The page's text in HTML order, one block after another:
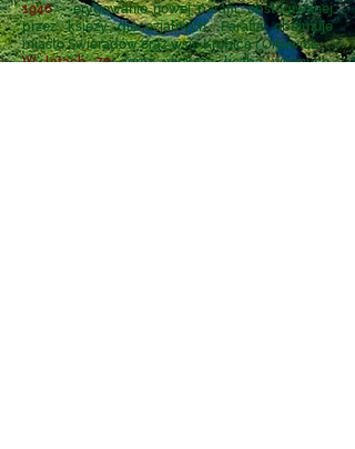
1946– erygowanie nowej parafii, obsługiwanej
przez księży diecezjalnych. Parafia obejmuje
miasto Świeradów oraz wsie Krobica i Orłowice.
W latach 70coraz większa liczba wiernych,